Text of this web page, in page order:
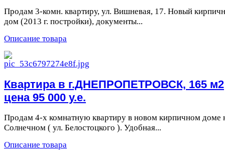
Продам 3-комн. квартиру, ул. Вишневая, 17. Новый
дом (2013 г. постройки), документы...
Описание товара
Квартира в г.ДНЕПРОПЕТРОВСК, 165 м2
цена 95 000 у.е.
Продам 4-х комнатную квартиру в новом кирпичном доме
Солнечном ( ул. Белостоцкого ). Удобная...
Описание товара